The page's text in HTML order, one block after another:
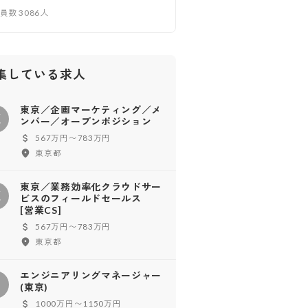
数3086 人
している求人
東京／企画マーケティング／メ
ンバー／オープンポジション
567万円〜783万円
東京都
東京／業務効率化クラウドサー
ビスのフィールドセールス
[営業CS]
567万円〜783万円
東京都
エンジニアリングマネージャー
(東京)
1000万円〜1150万円